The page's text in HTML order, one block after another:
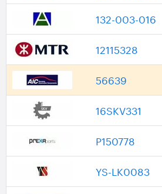
132-003-016
12115328
56639
16SKV331
P150778
YS-LK0083